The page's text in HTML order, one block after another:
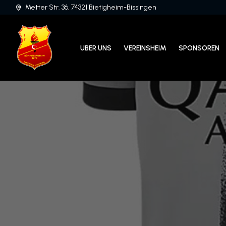
Metter Str. 36, 74321 Bietigheim-Bissingen
UBER UNS VEREINSHEIM SPONSOREN